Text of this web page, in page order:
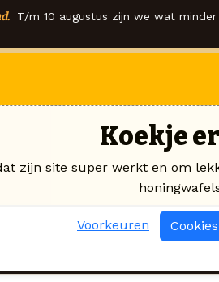
T/m 10 augustus zijn we wat
Koekje
zijn site super werkt en om
Voorkeuren